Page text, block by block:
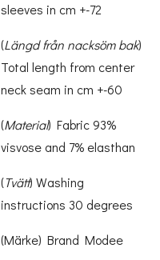
sleeves in cm +-72
(Längd från nacksöm bak)
Total length from center
neck seam in cm +-60
(Material) Fabric 93%
visvose and 7% elasthan
(Tvätt) Washing
instructions 30 degrees
(Märke) Brand Modee